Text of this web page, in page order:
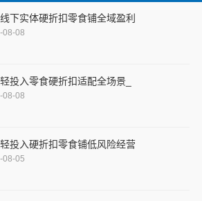
下实体硬折扣零食铺全域盈利
08-08
投入零食硬折扣适配全场景_
08-08
投入硬折扣零食铺低风险经营
08-05